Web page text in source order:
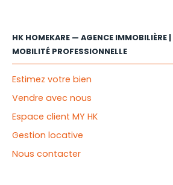
HK HOMEKARE — AGENCE IMMOBILIÈRE |
MOBILITÉ PROFESSIONNELLE
Estimez votre bien
Vendre avec nous
Espace client MY HK
Gestion locative
Nous contacter